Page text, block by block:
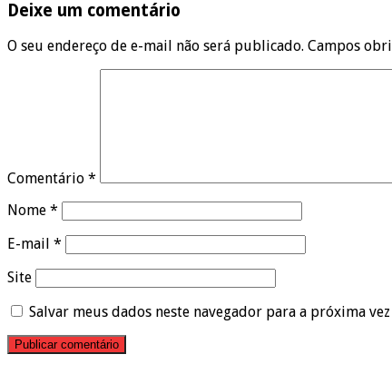
Deixe um comentário
O seu endereço de e-mail não será publicado. Campos
Comentário *
Nome *
E-mail *
Site
Salvar meus dados neste navegador para a próxima